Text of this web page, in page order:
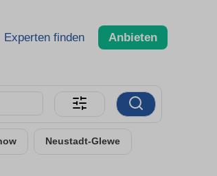
Experten finden Anbieten
Neustadt-Glewe